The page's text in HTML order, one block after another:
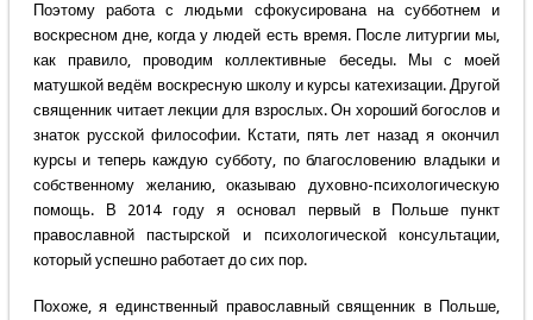
Поэтому работа с людьми сфокусирована на субботнем и
воскресном дне, когда у людей есть время. После литургии мы,
как правило, проводим коллективные беседы. Мы с моей
матушкой ведём воскресную школу и курсы катехизации. Другой
священник читает лекции для взрослых. Он хороший богослов и
знаток русской философии. Кстати, пять лет назад я окончил
курсы и теперь каждую субботу, по благословению владыки и
собственному желанию, оказываю духовно-психологическую
помощь. В 2014 году я основал первый в Польше пункт
православной пастырской и психологической консультации,
который успешно работает до сих пор.
Похоже, я единственный православный священник в Польше,